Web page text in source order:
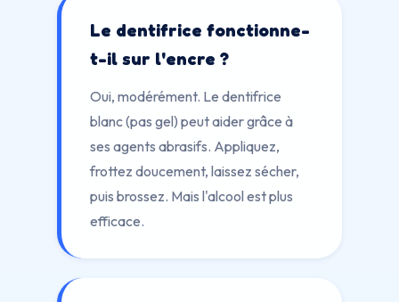
Le dentifrice fonctionne-
t-il sur l'encre ?
Oui, modérément. Le dentifrice
blanc (pas gel) peut aider grâce à
ses agents abrasifs. Appliquez,
frottez doucement, laissez sécher,
puis brossez. Mais l'alcool est plus
efficace.